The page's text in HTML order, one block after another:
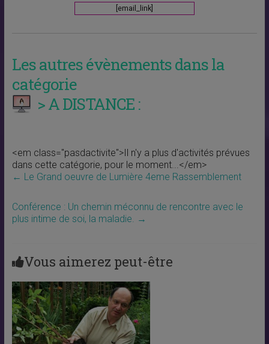
[email_link]
Les autres évènements dans la
catégorie
> A DISTANCE :
<em class="pasdactivite">Il n'y a plus d'activités prévues
dans cette catégorie, pour le moment...</em>
← Le Grand oeuvre de Lumière 4eme Rassemblement
Conférence : Un chemin méconnu de rencontre avec le
plus intime de soi, la maladie. →
Vous aimerez peut-être